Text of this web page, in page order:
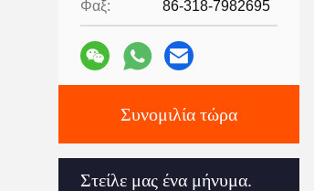
Φαξ: 86-318-7982695
Συνομιλία τώρα
Στείλε μας ένα μήνυμα.